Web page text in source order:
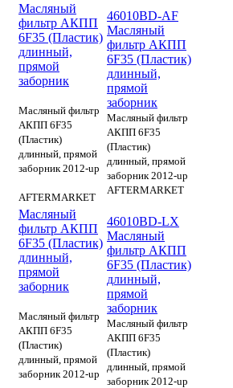
Масляный
фильтр АКПП
6F35 (Пластик)
длинный,
прямой
заборник
Масляный фильтр
АКПП 6F35
(Пластик)
длинный, прямой
заборник 2012-up
AFTERMARKET
46010BD-AF
Масляный
фильтр АКПП
6F35 (Пластик)
длинный,
прямой
заборник
Масляный фильтр
АКПП 6F35
(Пластик)
длинный, прямой
заборник 2012-up
AFTERMARKET
Масляный
фильтр АКПП
6F35 (Пластик)
длинный,
прямой
заборник
Масляный фильтр
АКПП 6F35
(Пластик)
длинный, прямой
заборник 2012-up
46010BD-LX
Масляный
фильтр АКПП
6F35 (Пластик)
длинный,
прямой
заборник
Масляный фильтр
АКПП 6F35
(Пластик)
длинный, прямой
заборник 2012-up